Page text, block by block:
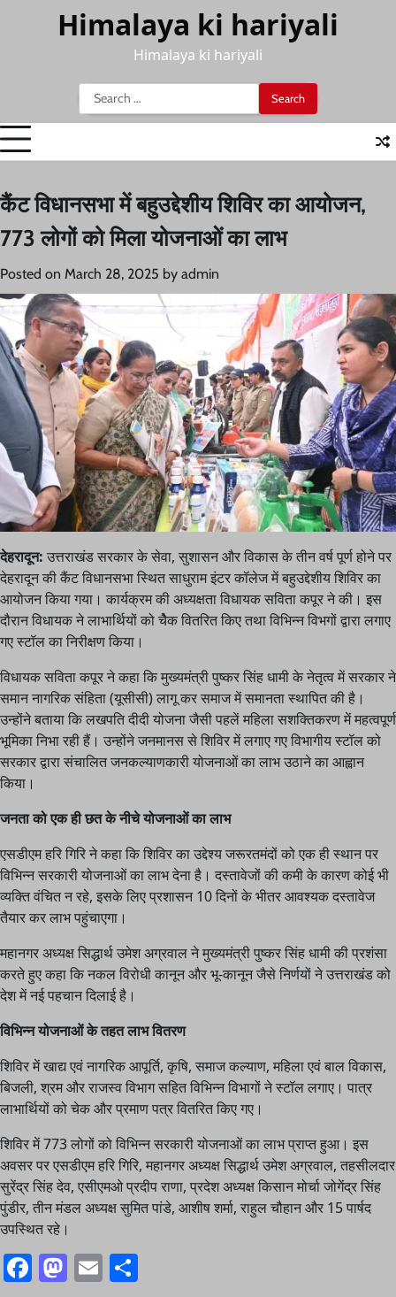
Himalaya ki hariyali
Himalaya ki hariyali
Search
for:
कैंट विधानसभा में बहुउद्देशीय शिविर का आयोजन,
773 लोगों को मिला योजनाओं का लाभ
Posted on March 28, 2025 by admin
देहरादून: उत्तराखंड सरकार के सेवा, सुशासन और विकास के तीन वर्ष पूर्ण होने पर
देहरादून की कैंट विधानसभा स्थित साधुराम इंटर कॉलेज में बहुउद्देशीय शिविर का
आयोजन किया गया। कार्यक्रम की अध्यक्षता विधायक सविता कपूर ने की। इस
दौरान विधायक ने लाभार्थियों को चैेक वितरित किए तथा विभिन्न विभगों द्वारा लगाए
गए स्टॉल का निरीक्षण किया।
विधायक सविता कपूर ने कहा कि मुख्यमंत्री पुष्कर सिंह धामी के नेतृत्व में सरकार ने
समान नागरिक संहिता (यूसीसी) लागू कर समाज में समानता स्थापित की है।
उन्होंने बताया कि लखपति दीदी योजना जैसी पहलें महिला सशक्तिकरण में महत्वपूर्ण
भूमिका निभा रही हैं। उन्होंने जनमानस से शिविर में लगाए गए विभागीय स्टॉल को
सरकार द्वारा संचालित जनकल्याणकारी योजनाओं का लाभ उठाने का आह्वान
किया।
जनता को एक ही छत के नीचे योजनाओं का लाभ
एसडीएम हरि गिरि ने कहा कि शिविर का उद्देश्य जरूरतमंदों को एक ही स्थान पर
विभिन्न सरकारी योजनाओं का लाभ देना है। दस्तावेजों की कमी के कारण कोई भी
व्यक्ति वंचित न रहे, इसके लिए प्रशासन 10 दिनों के भीतर आवश्यक दस्तावेज
तैयार कर लाभ पहुंचाएगा।
महानगर अध्यक्ष सिद्धार्थ उमेश अग्रवाल ने मुख्यमंत्री पुष्कर सिंह धामी की प्रशंसा
करते हुए कहा कि नकल विरोधी कानून और भू-कानून जैसे निर्णयों ने उत्तराखंड को
देश में नई पहचान दिलाई है।
विभिन्न योजनाओं के तहत लाभ वितरण
शिविर में खाद्य एवं नागरिक आपूर्ति, कृषि, समाज कल्याण, महिला एवं बाल विकास,
बिजली, श्रम और राजस्व विभाग सहित विभिन्न विभागों ने स्टॉल लगाए। पात्र
लाभार्थियों को चेक और प्रमाण पत्र वितरित किए गए।
शिविर में 773 लोगों को विभिन्न सरकारी योजनाओं का लाभ प्राप्त हुआ। इस
अवसर पर एसडीएम हरि गिरि, महानगर अध्यक्ष सिद्धार्थ उमेश अग्रवाल, तहसीलदार
सुरेंद्र सिंह देव, एसीएमओ प्रदीप राणा, प्रदेश अध्यक्ष किसान मोर्चा जोगेंद्र सिंह
पुंडीर, तीन मंडल अध्यक्ष सुमित पांडे, आशीष शर्मा, राहुल चौहान और 15 पार्षद
उपस्थित रहे।
Facebook
Mastodon
Email